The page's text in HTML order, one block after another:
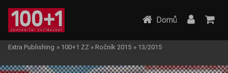
Domů
Extra Publishing » 100+1 ZZ » Ročník 2015 » 13/2015